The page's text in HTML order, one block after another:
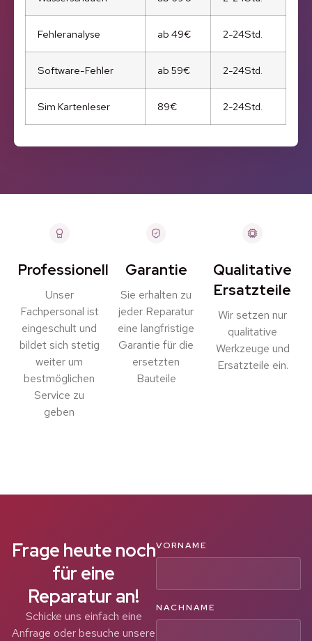
Fehleranalyse ab 49€ 2-24Std.
Software-Fehler ab 59€ 2-24Std.
Sim Kartenleser 89€ 2-24Std.
Professionell
Unser
Fachpersonal ist
eingeschult und
bildet sich stetig
weiter um
bestmöglichen
Service zu
geben
Garantie
Sie erhalten zu
jeder Reparatur
eine langfristige
Garantie für die
ersetzten
Bauteile
Qualitative
Ersatzteile
Wir setzen nur
qualitative
Werkzeuge und
Ersatzteile ein.
Frage heute noch
für eine
Reparatur an!
Schicke uns einfach eine
Anfrage oder besuche unsere
VORNAME
NACHNAME